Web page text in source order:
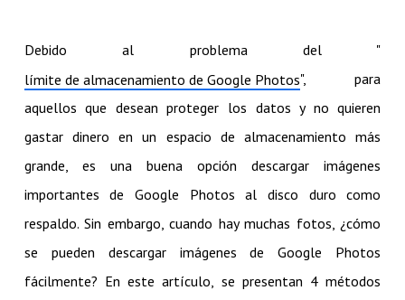
Debido al problema del "
límite de almacenamiento de Google Photos", para
aquellos que desean proteger los datos y no quieren
gastar dinero en un espacio de almacenamiento más
grande, es una buena opción descargar imágenes
importantes de Google Photos al disco duro como
respaldo. Sin embargo, cuando hay muchas fotos, ¿cómo
se pueden descargar imágenes de Google Photos
fácilmente? En este artículo, se presentan 4 métodos